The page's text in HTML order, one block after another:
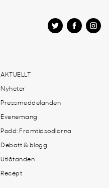
AKTUELLT
Nyheter
Pressmeddelanden
Evenemang
Podd: Framtidsodlarna
Debatt & blogg
Utlåtanden
Recept